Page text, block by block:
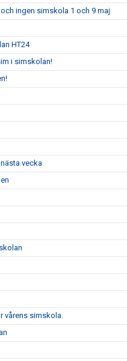
ingen simskola 1 och 9 maj
HT24
i simskolan!
vecka
vårens simskola.